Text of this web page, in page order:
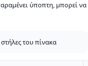
ύποπτη, μπορεί να
του πίνακα